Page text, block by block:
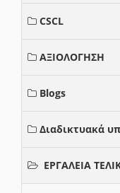
CSCL
ΑΞΙΟΛΟΓΗΣΗ
Blogs
Διαδικτυακά
ΕΡΓΑΛΕΙΑ